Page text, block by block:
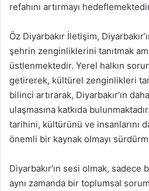
refahını artırmayı
Öz Diyarbakır İletişim,
şehrin zenginliklerini tanıtmak
üstlenmektedir. Yerel halkın
getirerek, kültürel zenginlikleri
bilinci artırarak, Diyarbakır’ın
ulaşmasına katkıda
tarihini, kültürünü ve insanlarını
önemli bir kaynak olmayı
Diyarbakır’ın sesi olmak,
aynı zamanda bir toplumsal